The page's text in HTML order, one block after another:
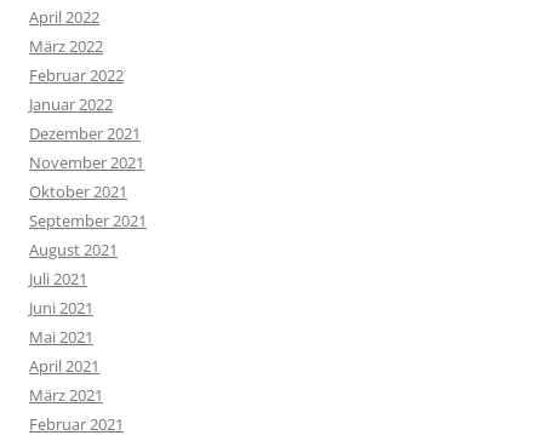
April 2022
März 2022
Februar 2022
Januar 2022
Dezember 2021
November 2021
Oktober 2021
September 2021
August 2021
Juli 2021
Juni 2021
Mai 2021
April 2021
März 2021
Februar 2021